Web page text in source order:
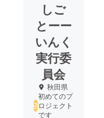
しご
とーー
いんく
実行委
員会
秋田県
初めてのプ
ロジェクト
です